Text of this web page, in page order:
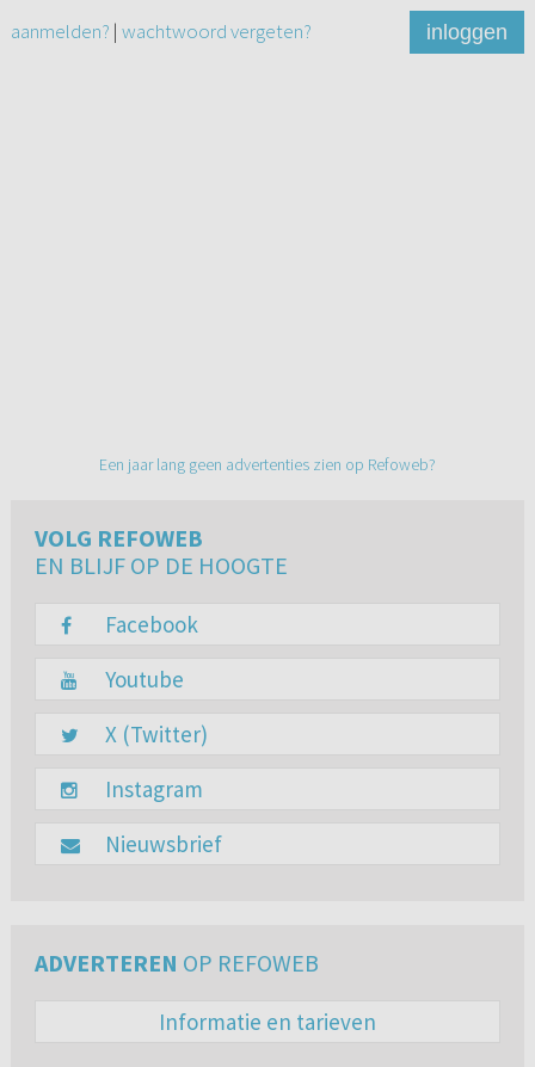
aanmelden? | wachtwoord vergeten? inloggen
Een jaar lang geen advertenties zien op Refoweb?
VOLG REFOWEB
EN BLIJF OP DE HOOGTE
Facebook
Youtube
X (Twitter)
Instagram
Nieuwsbrief
ADVERTEREN OP REFOWEB
Informatie en tarieven